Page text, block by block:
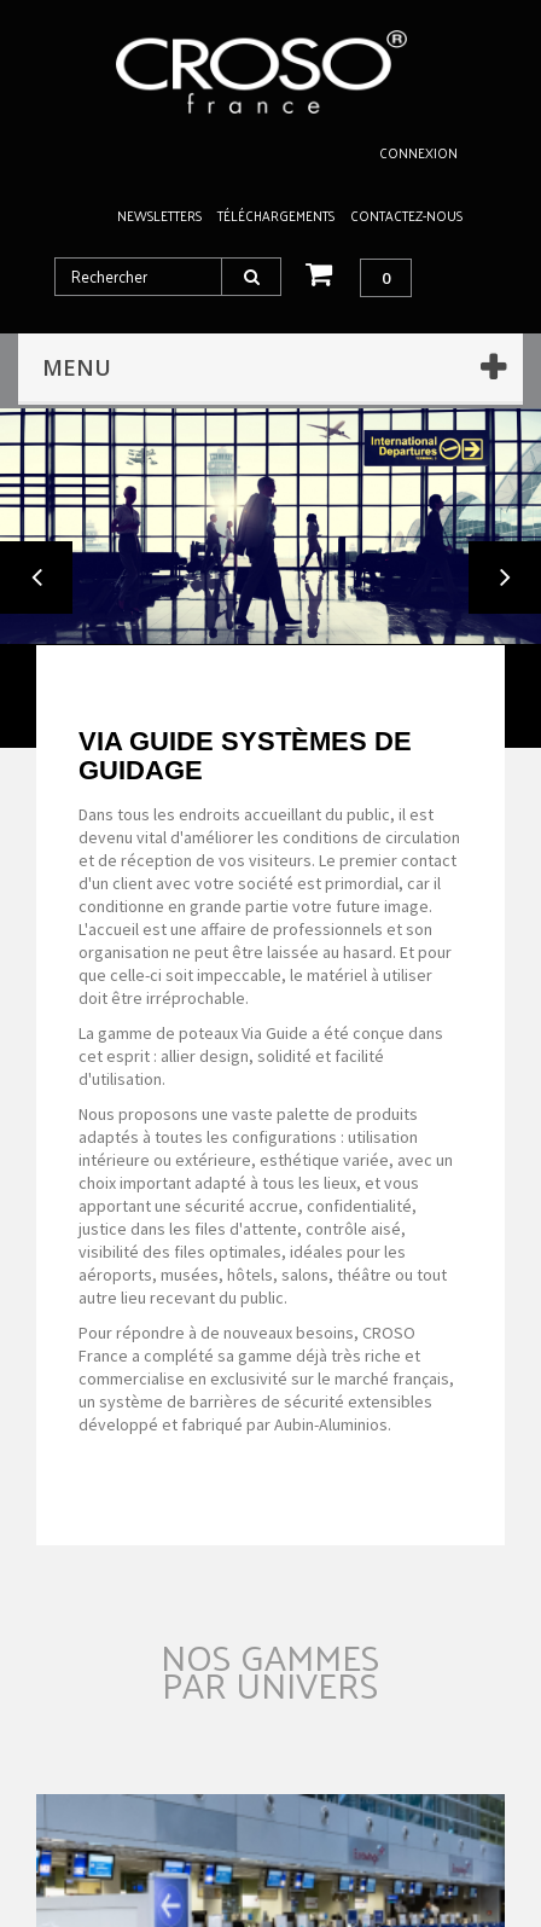
CONNEXION
NEWSLETTERS TÉLÉCHARGEMENTS CONTACTEZ-NOUS
0
MENU
VIA GUIDE SYSTÈMES DE
GUIDAGE
Dans tous les endroits accueillant du public, il est
devenu vital d'améliorer les conditions de circulation
et de réception de vos visiteurs. Le premier contact
d'un client avec votre société est primordial, car il
conditionne en grande partie votre future image.
L'accueil est une affaire de professionnels et son
organisation ne peut être laissée au hasard. Et pour
que celle-ci soit impeccable, le matériel à utiliser
doit être irréprochable.
La gamme de poteaux Via Guide a été conçue dans
cet esprit : allier design, solidité et facilité
d'utilisation.
Nous proposons une vaste palette de produits
adaptés à toutes les configurations : utilisation
intérieure ou extérieure, esthétique variée, avec un
choix important adapté à tous les lieux, et vous
apportant une sécurité accrue, confidentialité,
justice dans les files d'attente, contrôle aisé,
visibilité des files optimales, idéales pour les
aéroports, musées, hôtels, salons, théâtre ou tout
autre lieu recevant du public.
Pour répondre à de nouveaux besoins, CROSO
France a complété sa gamme déjà très riche et
commercialise en exclusivité sur le marché français,
un système de barrières de sécurité extensibles
développé et fabriqué par Aubin-Aluminios.
NOS GAMMES
PAR UNIVERS